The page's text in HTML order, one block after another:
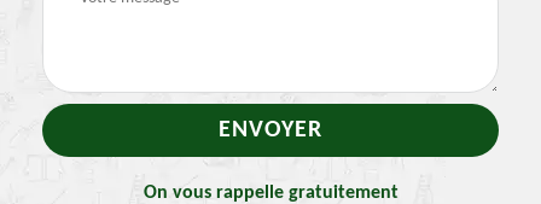
On vous rappelle gratuitement